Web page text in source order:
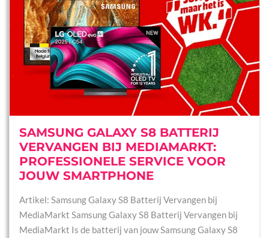
SAMSUNG GALAXY S8 BATTERIJ
VERVANGEN BIJ MEDIAMARKT:
PROFESSIONELE SERVICE VOOR
JOUW SMARTPHONE
Artikel: Samsung Galaxy S8 Batterij Vervangen bij
MediaMarkt Samsung Galaxy S8 Batterij Vervangen bij
MediaMarkt Is de batterij van jouw Samsung Galaxy S8